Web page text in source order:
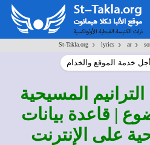
St-Takla.org > lyrics > ar>
خدمة الموقع والخدام
المسيحية
| قاعدة بيانات
على الإنترنت